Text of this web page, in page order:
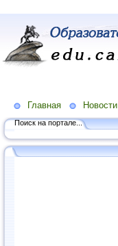
Главная Новости
Поиск на портале...